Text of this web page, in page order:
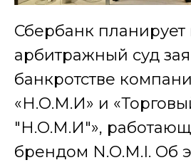
Сбербанк планирует
арбитражный суд
банкротстве
«Н.О.М.И» и
"Н.О.М.И"»,
брендом N.O.M.I. Об